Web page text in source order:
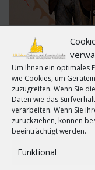
Um Ihnen ein optimales
wie Cookies, um
zuzugreifen. Wenn Sie
Daten wie das
verarbeiten. Wenn Sie
zurückziehen, können
beeinträchtigt werden.
Funktional
Marcel Kuchler in
Die 100 größten
Ranking… Genau,
gleich danach auf
Das hätte er sich
Mönch aus
Er war mutig. Er hat
schließlich sogar